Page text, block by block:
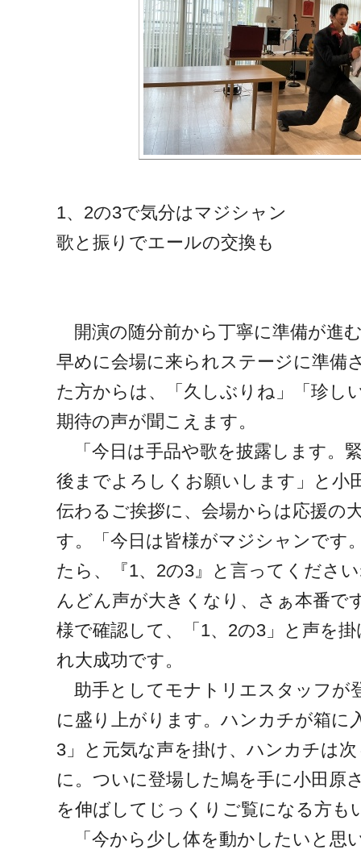
1、2の3で気分はマジシャン
歌と振りでエールの交換も
開演の随分前から丁寧に準備が進
早めに会場に来られステージに準備
た方からは、「久しぶりね」「珍し
期待の声が聞こえます。
「今日は手品や歌を披露します。
後までよろしくお願いします」と小
伝わるご挨拶に、会場からは応援の
す。「今日は皆様がマジシャンです
たら、『1、2の3』と言ってくださ
んどん声が大きくなり、さぁ本番で
様で確認して、「1、2の3」と声を
れ大成功です。
助手としてモナトリエスタッフが
に盛り上がります。ハンカチが箱に
3」と元気な声を掛け、ハンカチは
に。ついに登場した鳩を手に小田原
を伸ばしてじっくりご覧になる方も
「今から少し体を動かしたいと思